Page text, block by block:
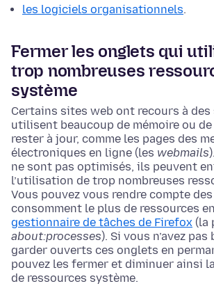
les logiciels organisationnels.
Fermer les onglets qui
trop nombreuses
système
Certains sites web ont recours à
utilisent beaucoup de mémoire ou de
rester à jour, comme les pages des
électroniques en ligne (les webmails
ne sont pas optimisés, ils peuvent
l’utilisation de trop nombreuses
Vous pouvez vous rendre compte
consomment le plus de ressources
gestionnaire de tâches de Firefox (la
about:processes). Si vous n’avez
garder ouverts ces onglets en
pouvez les fermer et diminuer ainsi
de ressources système.